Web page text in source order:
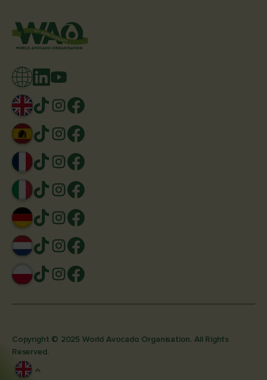
Copyright © 2025 World Avocado Organisation. All Rights
Reserved.